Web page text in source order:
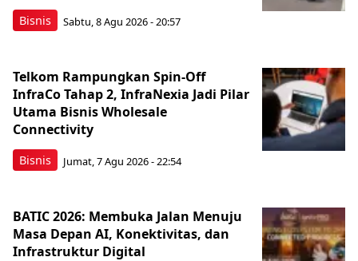
Bisnis Sabtu, 8 Agu 2026 - 20:57
Bisnis
Telkom Rampungkan Spin-Off
InfraCo Tahap 2, InfraNexia Jadi Pilar
Utama Bisnis Wholesale
Connectivity
Jumat, 7 Agu 2026 - 22:54
BATIC 2026: Membuka Jalan Menuju
Masa Depan AI, Konektivitas, dan
Infrastruktur Digital